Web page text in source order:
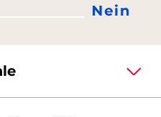
Nein